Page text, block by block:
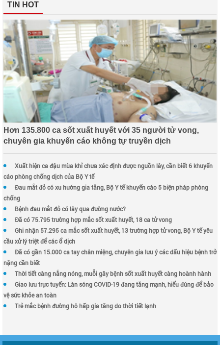
TIN HOT
Hơn 135.800 ca sốt xuất huyết với 35 người tử vong,
chuyên gia khuyến cáo không tự truyền dịch
Xuất hiện ca đậu mùa khỉ chưa xác định được nguồn lây, cần biết 6 khuyến
cáo phòng chống dịch của Bộ Y tế
Đau mắt đỏ có xu hướng gia tăng, Bộ Y tế khuyến cáo 5 biện pháp phòng
chống
Bệnh đau mắt đỏ có lây qua đường nước?
Đã có 75.795 trường hợp mắc sốt xuất huyết, 18 ca tử vong
Ghi nhận 57.295 ca mắc sốt xuất huyết, 13 trường hợp tử vong, Bộ Y tế yêu
cầu xử lý triệt để các ổ dịch
Đã có gần 15.000 ca tay chân miệng, chuyên gia lưu ý các dấu hiệu bệnh trở
nặng cần biết
Thời tiết càng nắng nóng, muỗi gây bệnh sốt xuất huyết càng hoành hành
Giao lưu trực tuyến: Làn sóng COVID-19 đang tăng mạnh, hiểu đúng để bảo
vệ sức khỏe an toàn
Trẻ mắc bệnh đường hô hấp gia tăng do thời tiết lạnh